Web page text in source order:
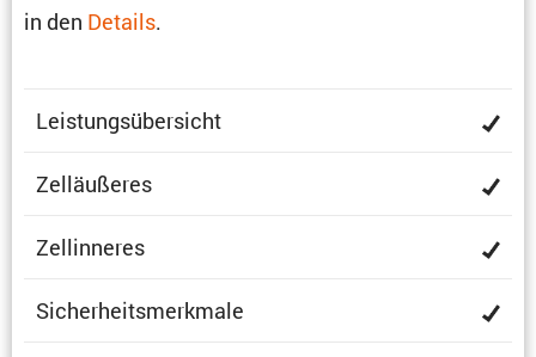
in den Details.
Leistungs­über­sicht
Zelläu­ßeres
Zellin­neres
Sicher­heits­merk­male